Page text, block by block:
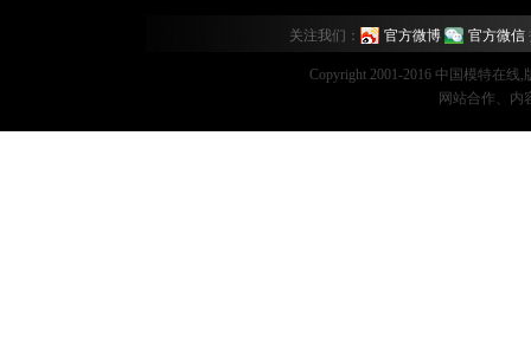
关注我们： 官方微博 官方微信
Copyright 2001-2016 中国模特在线
网站合作、内